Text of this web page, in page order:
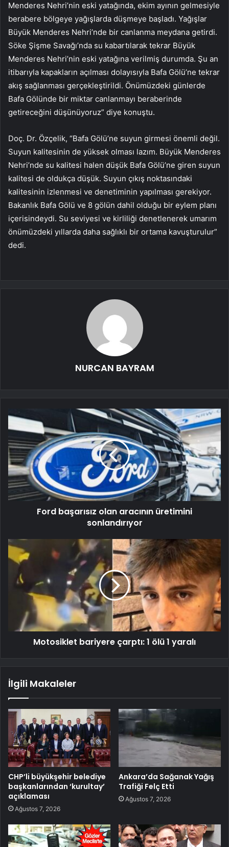
Menderes Nehri’nin eski yatağında, ekim ayının gelmesiyle
berabere bölgeye yağışlarda düşmeye başladı. Yağışlar
Büyük Menderes Nehri’nde bir canlanma meydana getirdi.
Söke Şişme Savağı’nda su kabartılarak tekrar Büyük
Menderes Nehri’nin eski yatağına verilmiş durumda. Şu an
itibarıyla kapakların açılması dolayısıyla Bafa Gölü’ne tekrar
akış sağlanması gerçekleştirildi. Önümüzdeki günlerde
Bafa Gölünde bir miktar canlanmayı beraberinde
getireceğini düşünüyoruz” diye konuştu.
Doç. Dr. Özçelik, “Bafa Gölü’ne suyun girmesi önemli değil.
Suyun kalitesinin de yüksek olması lazım. Büyük Menderes
Nehri’nde su kalitesi halen düşük Bafa Gölü’ne giren suyun
kalitesi de oldukça düşük. Suyun çıkış noktasındaki
kalitesinin izlenmesi ve denetiminin yapılması gerekiyor.
Bakanlık Bafa Gölü ve 8 gölün dahil olduğu bir eylem planı
içerisindeydi. Su seviyesi ve kirliliği denetlenerek umarım
önümüzdeki yıllarda daha sağlıklı bir ortama kavuşturulur”
dedi.
NURCAN BAYRAM
Ford başarısız olan aracının üretimini
sonlandırıyor
Motosiklet bariyere çarptı: 1 ölü 1 yaralı
İlgili Makaleler
CHP’li büyükşehir belediye
başkanlarından ‘kurultay’
açıklaması
Ağustos 7, 2026
Ankara’da Sağanak Yağış
Trafiği Felç Etti
Ağustos 7, 2026